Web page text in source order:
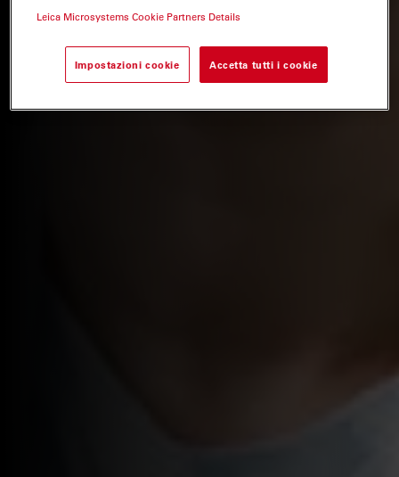
Leica Microsystems Cookie Partners Details
Impostazioni cookie Accetta tutti i cookie